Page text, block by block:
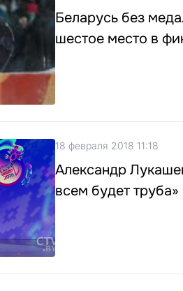
Беларусь без
шестое место в
18 февраля 2018 11:18
Александр
всем будет труба»